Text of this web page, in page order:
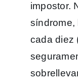
impostor.
síndrome,
cada diez